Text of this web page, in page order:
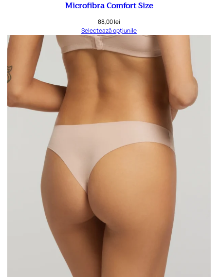
Microfibra Comfort Size
88,00lei
Selectează opțiunile